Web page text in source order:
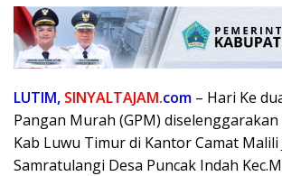
LUTIM, SINYALTAJAM.com – Hari Ke
Pangan Murah (GPM) diselenggarakan
Kab Luwu Timur di Kantor Camat Malili
Samratulangi Desa Puncak Indah